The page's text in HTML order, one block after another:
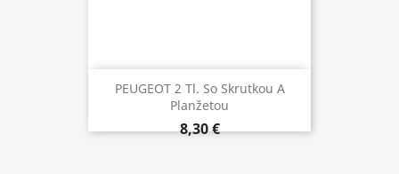
PEUGEOT 2 Tl. So Skrutkou A
Planžetou
8,30 €